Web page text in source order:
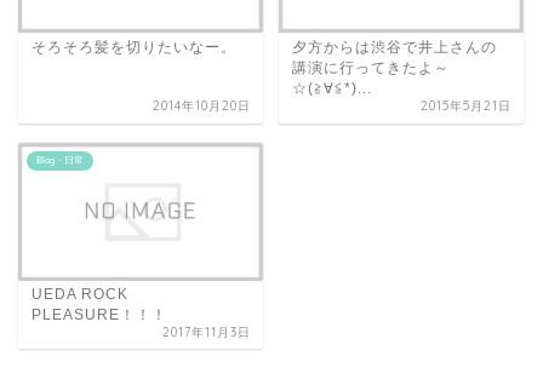
そろそろ髪を切りたいなー。
2014年10月20日
夕方からは渋谷で井上さんの
講演に行ってきたよ～
☆(≧∀≦*)...
2015年5月21日
Blog・日常
UEDA ROCK
PLEASURE！！！
2017年11月3日